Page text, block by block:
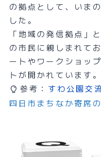
の拠点として、いま
した。
「地域の発信拠点」
の市民に親しまれて
ートやワークショッ
トが開かれています。
参考： すわ公園交
四日市まちなか寄席